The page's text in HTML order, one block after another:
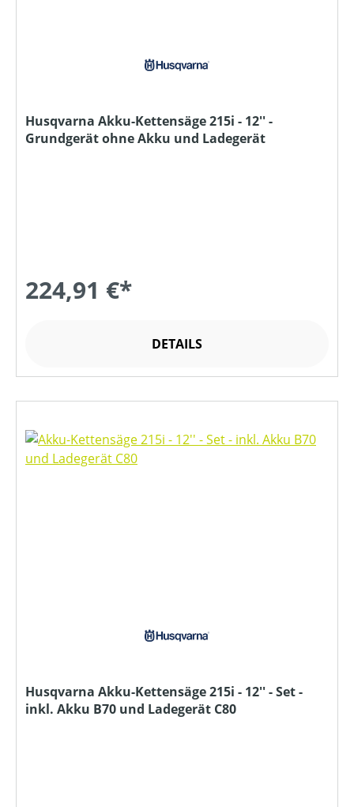
Husqvarna Akku-Kettensäge 215i - 12'' -
Grundgerät ohne Akku und Ladegerät
224,91 €*
DETAILS
Husqvarna Akku-Kettensäge 215i - 12'' - Set -
inkl. Akku B70 und Ladegerät C80